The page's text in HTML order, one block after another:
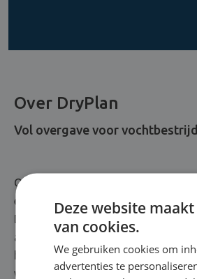
Over DryPlan
Vol overgave voor
Oplossingsgericht, communicatief
elk vochtprobleem aan te pakken.
DryPlan, vochtspecialist uit
advies hand in hand met een
het nu gaat om opstijgend vocht of
we luisteren naar jouw noden,
Deze website
van cookies.
We gebruiken cookies om
advertenties te